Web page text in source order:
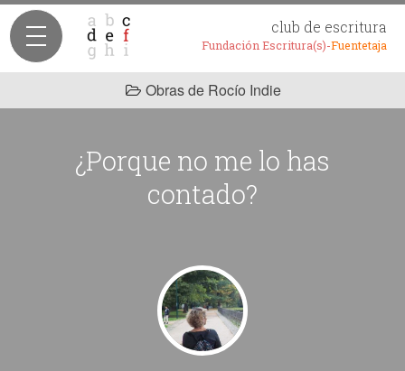
club de escritura
Fundación Escritura(s)-Fuentetaja
Obras de Rocío Indie
¿Porque no me lo has
contado?